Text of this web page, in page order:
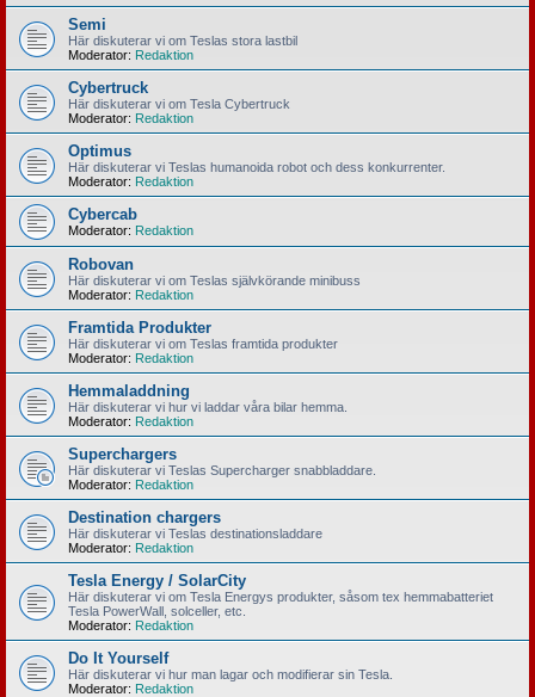
Semi
Här diskuterar vi om Teslas stora lastbil
Moderator: Redaktion
Cybertruck
Här diskuterar vi om Tesla Cybertruck
Moderator: Redaktion
Optimus
Här diskuterar vi Teslas humanoida robot och dess konkurrenter.
Moderator: Redaktion
Cybercab
Moderator: Redaktion
Robovan
Här diskuterar vi om Teslas självkörande minibuss
Moderator: Redaktion
Framtida Produkter
Här diskuterar vi om Teslas framtida produkter
Moderator: Redaktion
Hemmaladdning
Här diskuterar vi hur vi laddar våra bilar hemma.
Moderator: Redaktion
Superchargers
Här diskuterar vi Teslas Supercharger snabbladdare.
Moderator: Redaktion
Destination chargers
Här diskuterar vi Teslas destinationsladdare
Moderator: Redaktion
Tesla Energy / SolarCity
Här diskuterar vi om Tesla Energys produkter, såsom tex hemmabatteriet
Tesla PowerWall, solceller, etc.
Moderator: Redaktion
Do It Yourself
Här diskuterar vi hur man lagar och modifierar sin Tesla.
Moderator: Redaktion